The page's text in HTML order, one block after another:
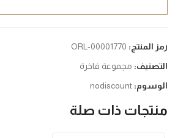
رمز المنتج: ORL-00001770
التصنيف: مجموعة فاخرة
الوسوم: nodiscount
منتجات ذات صلة